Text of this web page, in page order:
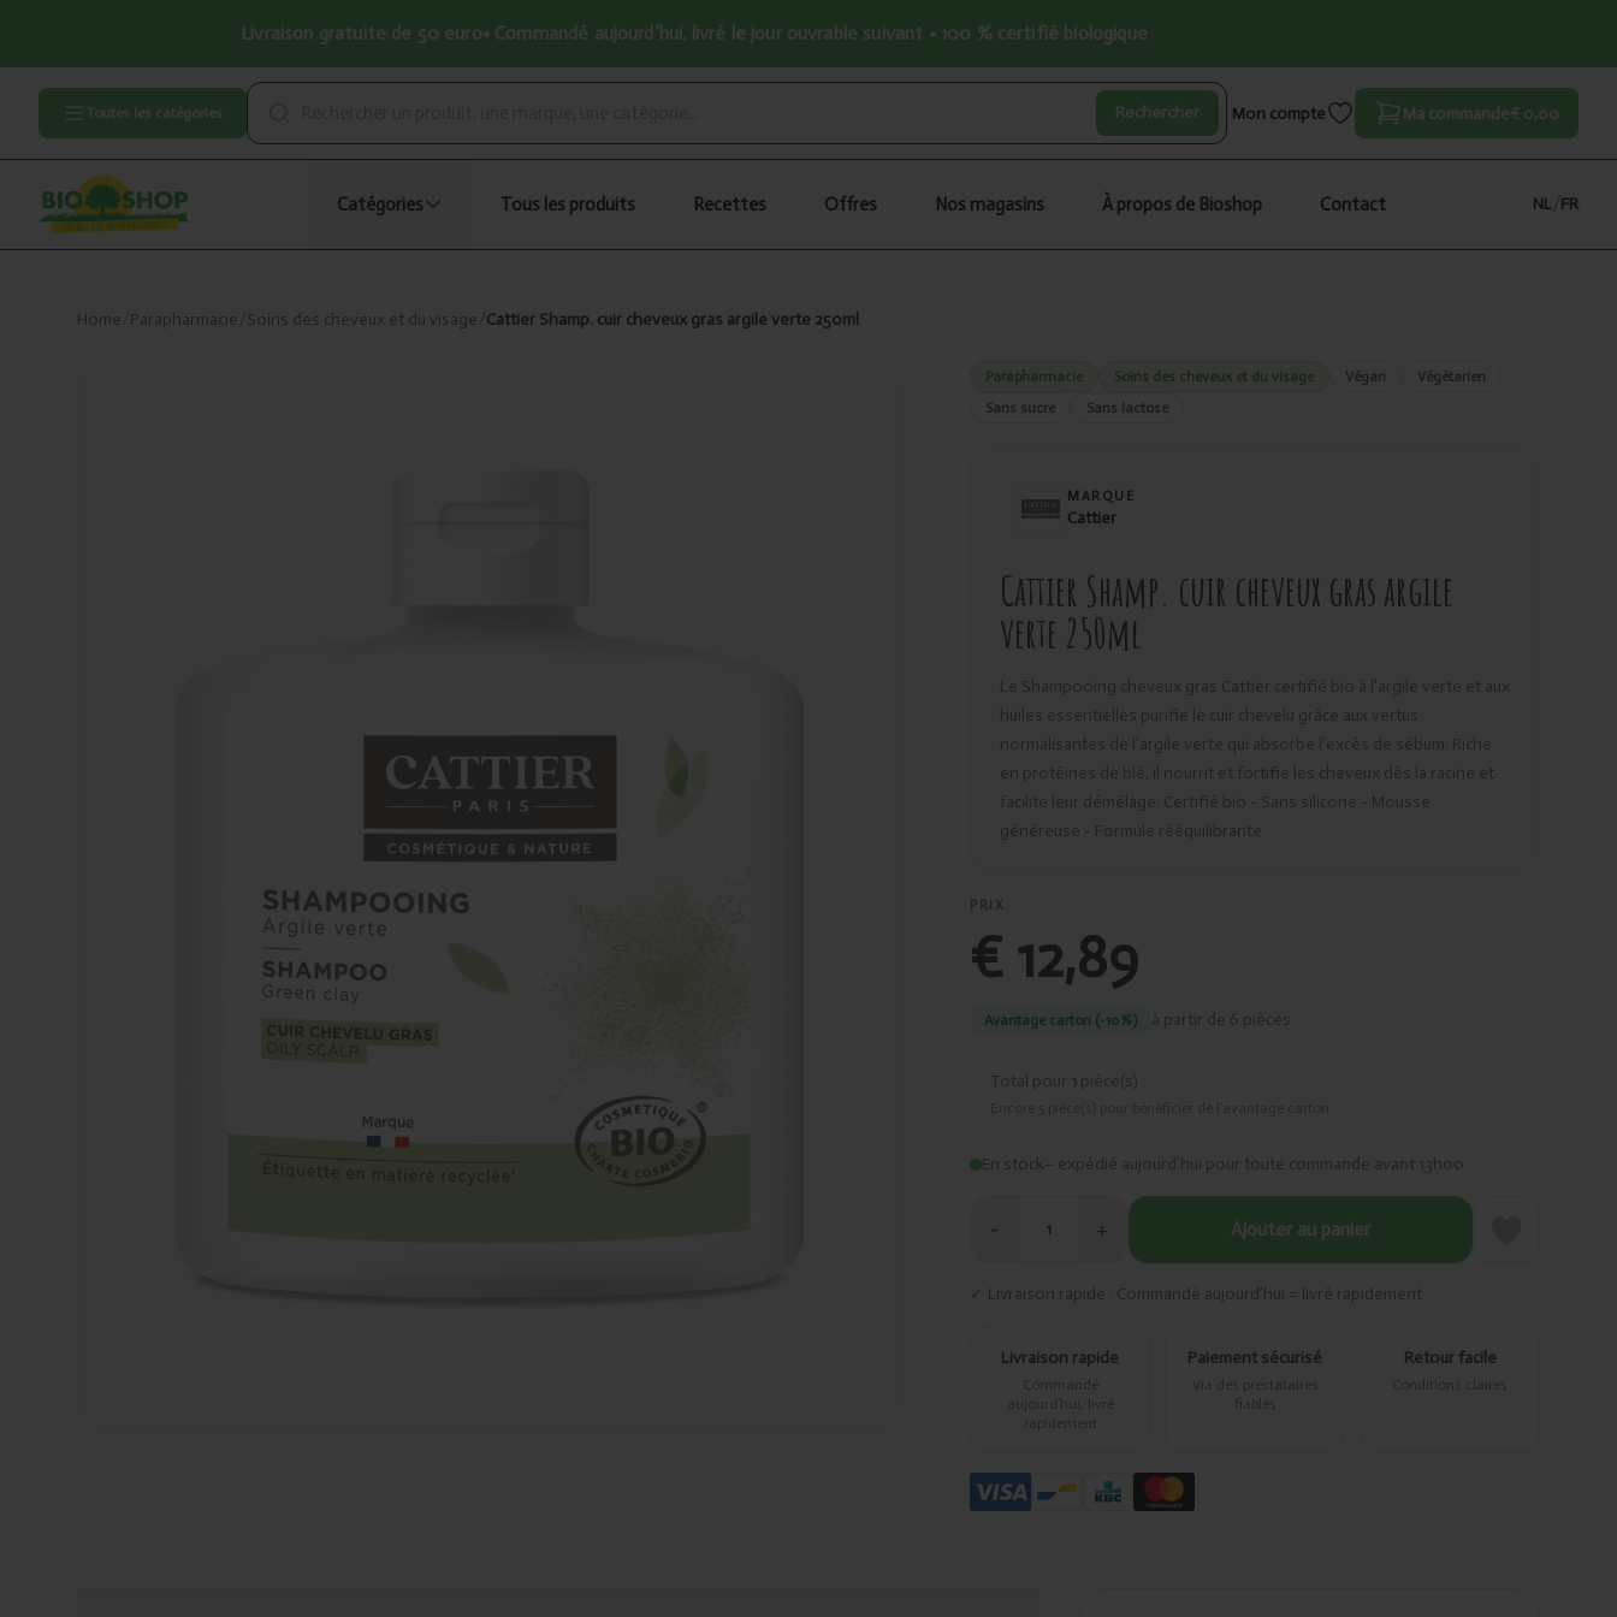
Livraison gratuite de 50 euro• Commandé aujourd’hui, livré le jour ouvrable suivant • 100 % certifié biologique
Toutes les catégories Rechercher Mon compte Ma commande€ 0,00
Catégories Tous les produits Recettes Offres Nos magasins À propos de Bioshop Contact NL FR
Home Parapharmacie Soins des cheveux et du visage Cattier Shamp. cuir cheveux gras argile verte 250ml
Parapharmacie Soins des cheveux et du visage Végan
Végétarien
Sans sucre
Sans lactose
MARQUE
Cattier
Cattier Shamp. cuir cheveux gras argile
verte 250ml
Le Shampooing cheveux gras Cattier certifié bio à l’argile verte et aux
huiles essentielles purifie le cuir chevelu grâce aux vertus
normalisantes de l’argile verte qui absorbe l’excès de sébum. Riche
en protéines de blé, il nourrit et fortifie les cheveux dès la racine et
facilite leur démêlage. Certifié bio - Sans silicone - Mousse
généreuse - Formule rééquilibrante
PRIX
€ 12,89
Avantage carton (-10%) à partir de 6 pièces
Total pour 1 pièce(s)
En stock– expédié aujourd’hui pour toute commande avant 13h00
− 1 + Ajouter au panier
✓ Livraison rapide · Commandé aujourd’hui = livré rapidement
Livraison rapide
Commandé
aujourd’hui, livré
rapidement
Paiement sécurisé
Via des prestataires
fiables
Retour facile
Conditions claires